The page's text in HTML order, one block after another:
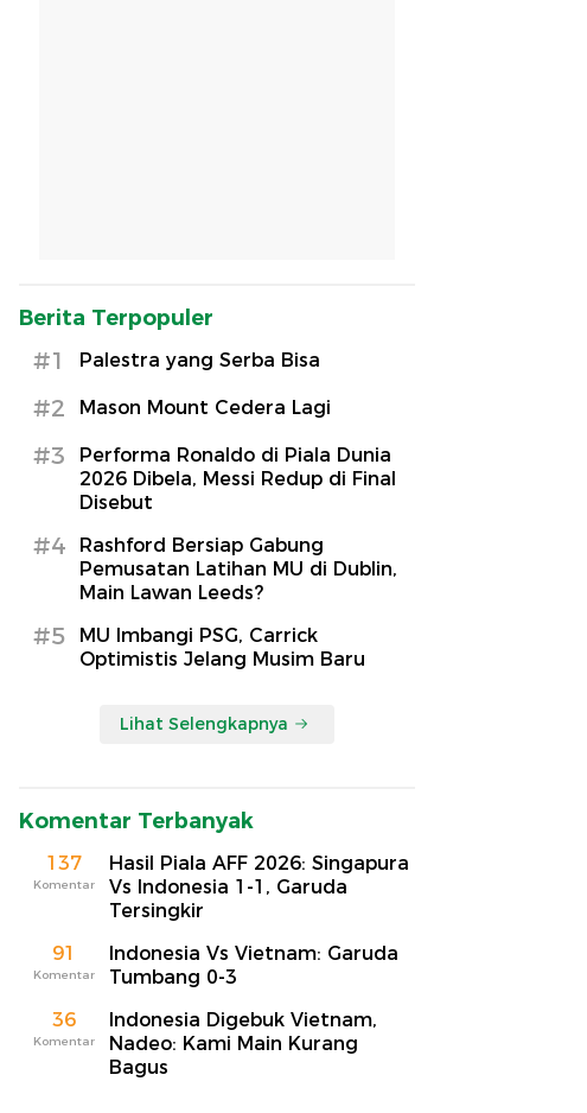
Berita Terpopuler
#1 Palestra yang Serba Bisa
#2 Mason Mount Cedera Lagi
#3
Performa Ronaldo di Piala Dunia
2026 Dibela, Messi Redup di Final
Disebut
#4
Rashford Bersiap Gabung
Pemusatan Latihan MU di Dublin,
Main Lawan Leeds?
#5
MU Imbangi PSG, Carrick
Optimistis Jelang Musim Baru
Lihat Selengkapnya
Komentar Terbanyak
137
Komentar
Hasil Piala AFF 2026: Singapura
Vs Indonesia 1-1, Garuda
Tersingkir
91
Komentar
Indonesia Vs Vietnam: Garuda
Tumbang 0-3
36
Komentar
Indonesia Digebuk Vietnam,
Nadeo: Kami Main Kurang
Bagus